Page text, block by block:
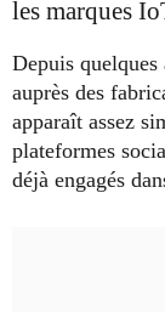
les marques
Depuis
auprès des
apparaît assez
plateformes
déjà engagés